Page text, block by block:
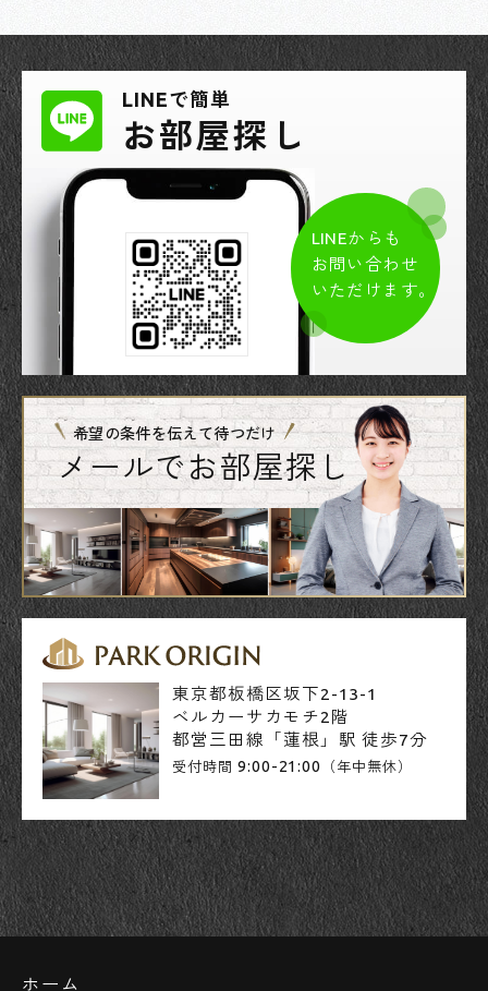
LINEで簡単
お部屋探し
LINEからも
お問い合わせ
いただけます。
希望の条件を伝えて待つだけ
メールでお部屋探し
東京都板橋区坂下2-13-1
ベルカーサカモチ2階
都営三田線「蓮根」駅 徒歩7分
受付時間 9:00-21:00 （年中無休）
ホーム